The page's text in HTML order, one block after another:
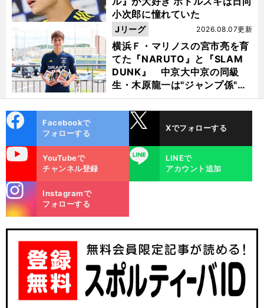
小次郎に憧れていた
横浜Ｆ・マリノスの宮市亮を育
てた『NARUTO』と『SLAM
DUNK』 中京大中京の同級
生・木原龍一は"ジャンプ係"だ
った
2026.08.07更新
Jリーグ
ok
Facebookで
フォローする
Xでフォローする
YouTubeで
チャンネル登録
LINE
LINEで
アカウント追加
m
Instagramで
フォローする